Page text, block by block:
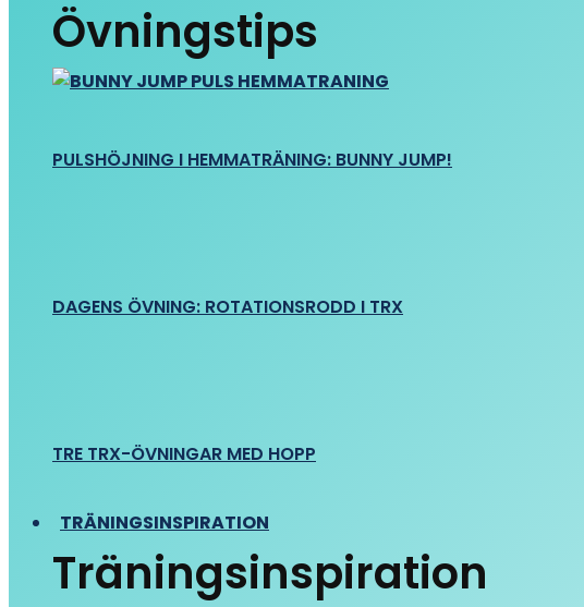
Övningstips
PULSHÖJNING I HEMMATRÄNING: BUNNY JUMP!
DAGENS ÖVNING: ROTATIONSRODD I TRX
TRE TRX-ÖVNINGAR MED HOPP
TRÄNINGSINSPIRATION
Träningsinspiration